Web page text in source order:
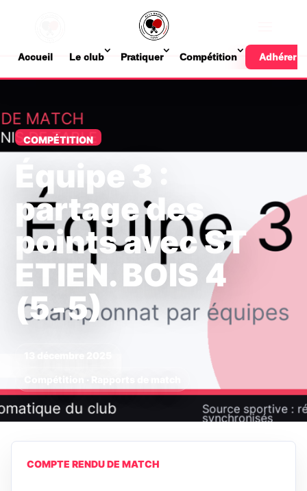
Accueil Le club Pratiquer Compétition Adhérer
COMPÉTITION
Équipe 3 :
partage des
points avec ST
ETIEN. BOIS 4
(5‑5)
COMPTE RENDU DE MATCH